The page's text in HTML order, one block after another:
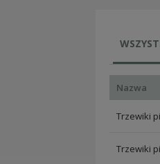
Nazwa
Trzewiki
Trzewiki